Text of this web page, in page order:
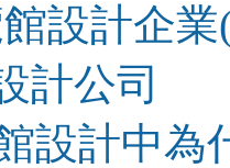
設計企業
計公司
設計中為